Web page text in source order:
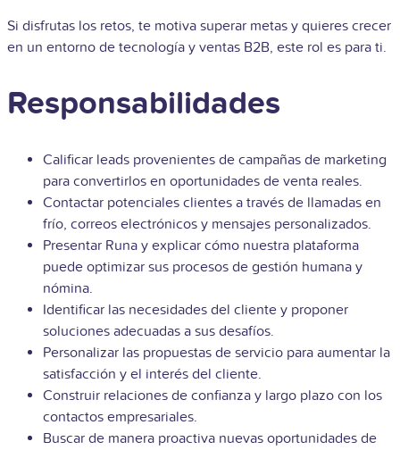
Si disfrutas los retos, te motiva superar metas y quieres crecer
en un entorno de tecnología y ventas B2B, este rol es para ti.
Responsabilidades
Calificar leads provenientes de campañas de marketing
para convertirlos en oportunidades de venta reales.
Contactar potenciales clientes a través de llamadas en
frío, correos electrónicos y mensajes personalizados.
Presentar Runa y explicar cómo nuestra plataforma
puede optimizar sus procesos de gestión humana y
nómina.
Identificar las necesidades del cliente y proponer
soluciones adecuadas a sus desafíos.
Personalizar las propuestas de servicio para aumentar la
satisfacción y el interés del cliente.
Construir relaciones de confianza y largo plazo con los
contactos empresariales.
Buscar de manera proactiva nuevas oportunidades de